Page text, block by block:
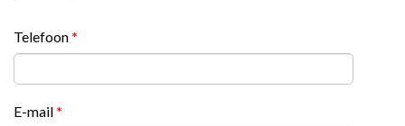
Telefoon *
E-mail *